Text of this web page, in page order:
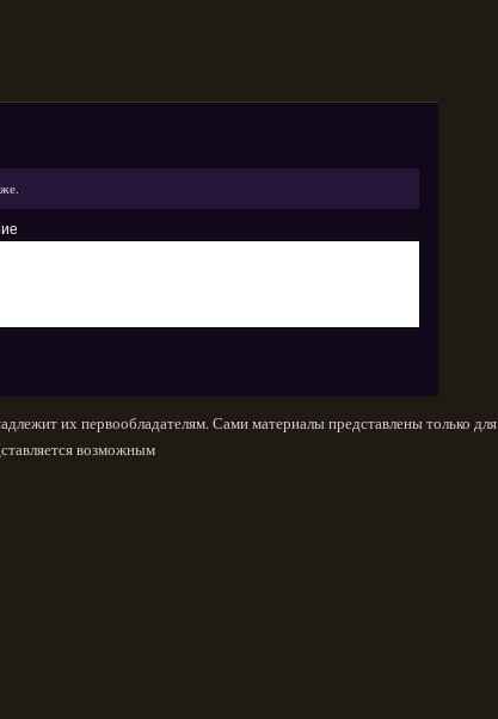
их первообладателям. Сами материалы представлены только для
возможным